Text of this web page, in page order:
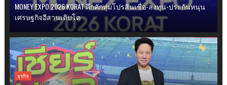
MONEY EXPO 2026 KORAT คึกคักทุ่มโปรสินเชื่อ-ลงทุน-ประกันหนุน
เศรษฐกิจอีสานเติบโต
ธุรกิจ